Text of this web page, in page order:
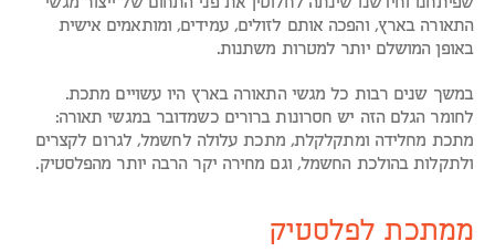
שפיתחנו וחידשנו שינתה לחלוטין את פני התחום של ייצור מגשי
התאורה בארץ, והפכה אותם לזולים, עמידים, ומותאמים אישית
באופן המושלם יותר למטרות משתנות.
במשך שנים רבות כל מגשי התאורה בארץ היו עשויים מתכת.
לחומר הגלם הזה יש חסרונות ברורים כשמדובר במגשי תאורה:
מתכת מחלידה ומתקלקלת, מתכת עלולה לחשמל, לגרום לקצרים
ולתקלות בהולכת החשמל, וגם מחירה יקר הרבה יותר מהפלסטיק.
ממתכת לפלסטיק